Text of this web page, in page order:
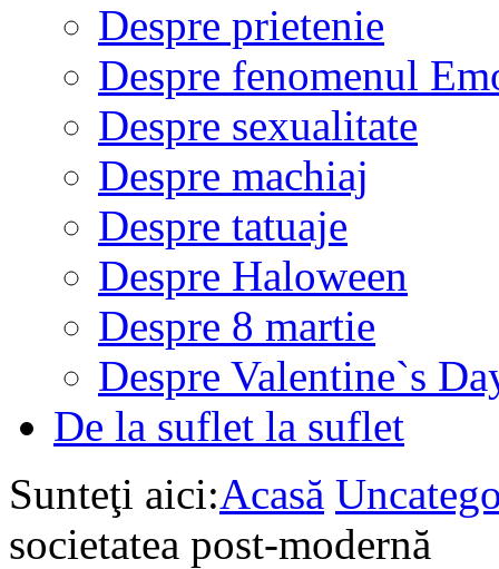
Despre prietenie
Despre fenomenul
Despre sexualitate
Despre machiaj
Despre tatuaje
Despre Haloween
Despre 8 martie
Despre Valentine`s
De la suflet la suflet
Sunteţi aici:Acasă
societatea post-modernă